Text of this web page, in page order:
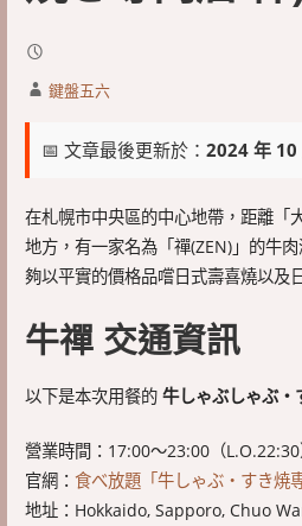
鍵盤五六
📅 文章最後更新於： 2024 年 10
在札幌市中央區的中心地帶，距離「
地方，有一家名為「禪(ZEN)」的牛
夠以平實的價格品嚐日式壽喜燒以及
牛禪 交通資訊
以下是本次用餐的 牛しゃぶしゃぶ・
營業時間：17:00～23:00（L.O.22:30
官網： 食べ放題「牛しゃぶ・すき焼
地址：Hokkaido, Sapporo, Chuo